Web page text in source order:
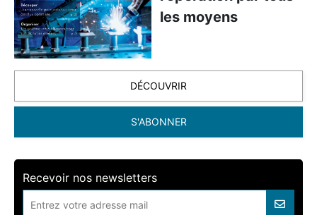
les moyens
DÉCOUVRIR
S'ABONNER
Recevoir nos newsletters